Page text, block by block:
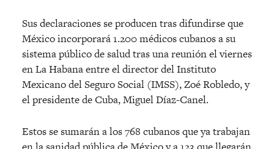
Sus declaraciones se producen tras difundirse que
México incorporará 1.200 médicos cubanos a su
sistema público de salud tras una reunión el viernes
en La Habana entre el director del Instituto
Mexicano del Seguro Social (IMSS), Zoé Robledo, y
el presidente de Cuba, Miguel Díaz-Canel.
Estos se sumarán a los 768 cubanos que ya trabajan